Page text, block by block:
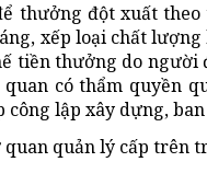
thưởng đột xuất
xếp loại chất
tiền thưởng do
có thẩm quyền
lập xây dựng,
quản lý cấp trên